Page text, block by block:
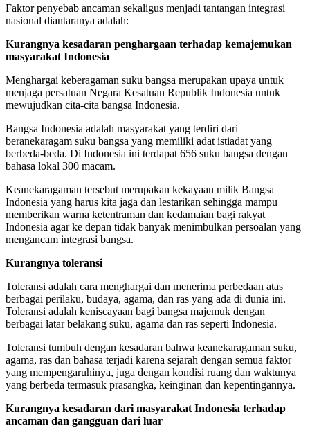
Faktor penyebab ancaman sekaligus menjadi tantangan integrasi
nasional diantaranya adalah:
Kurangnya kesadaran penghargaan terhadap kemajemukan
masyarakat Indonesia
Menghargai keberagaman suku bangsa merupakan upaya untuk
menjaga​ persatuan Negara Kesatuan Republik Indonesia untuk
mewujudkan cita-cita bangsa Indonesia.
Bangsa Indonesia adalah masyarakat yang terdiri dari
beranekaragam suku bangsa yang memiliki adat istiadat yang
berbeda-beda. Di Indonesia ini terdapat 656 suku bangsa dengan
bahasa lokal 300 macam.
Keanekaragaman tersebut merupakan kekayaan milik Bangsa
Indonesia yang harus kita jaga dan lestarikan sehingga mampu
memberikan warna ketentraman dan kedamaian bagi rakyat
Indonesia agar ke depan tidak banyak menimbulkan persoalan yang
mengancam integrasi bangsa.
Kurangnya toleransi
Toleransi adalah cara menghargai dan menerima perbedaan atas
berbagai perilaku, budaya, agama, dan ras yang ada di dunia ini.
Toleransi adalah keniscayaan bagi bangsa majemuk dengan
berbagai latar belakang suku, agama dan ras seperti Indonesia.
Toleransi tumbuh dengan kesadaran bahwa keanekaragaman suku,
agama, ras dan bahasa terjadi karena sejarah dengan semua faktor
yang mempengaruhinya, juga dengan kondisi ruang dan waktunya
yang berbeda termasuk prasangka, keinginan dan kepentingannya.
Kurangnya kesadaran dari masyarakat Indonesia terhadap
ancaman dan gangguan dari luar